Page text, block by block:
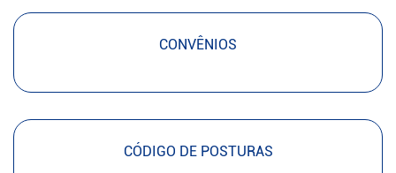
CONVÊNIOS
CÓDIGO DE POSTURAS